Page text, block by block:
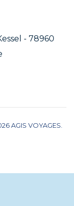
- 78960
AGIS VOYAGES.